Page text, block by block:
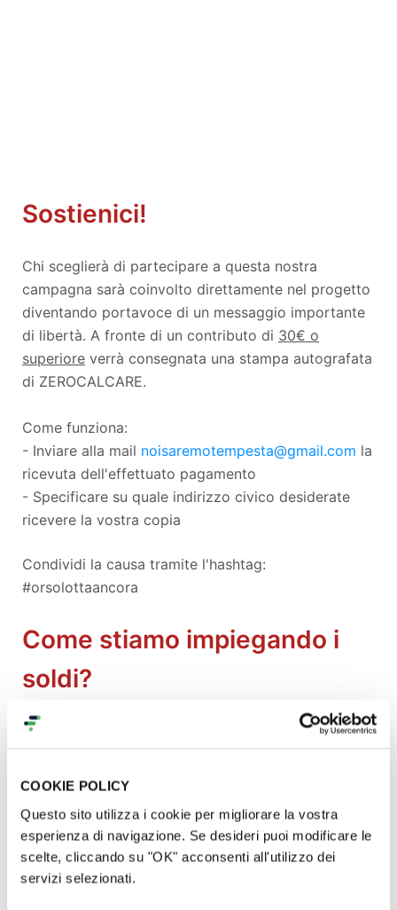
COOKIE POLICY
Questo sito utilizza i cookie per migliorare la vostra
esperienza di navigazione. Se desideri puoi modificare le
scelte, cliccando su "OK" acconsenti all'utilizzo dei
servizi selezionati.
Sostienici!
Chi sceglierà di partecipare a questa nostra
campagna sarà coinvolto direttamente nel progetto
diventando portavoce di un messaggio importante
di libertà. A fronte di un contributo di 30€ o
superiore verrà consegnata una stampa autografata
di ZEROCALCARE.
Come funziona:
- Inviare alla mail noisaremotempesta@gmail.com la
ricevuta dell'effettuato pagamento
- Specificare su quale indirizzo civico desiderate
ricevere la vostra copia
Condividi la causa tramite l'hashtag:
#orsolottaancora
Come stiamo impiegando i
soldi?
Aprile 2020: purtroppo
le notizie sanitarie sulla
tranquillizzano, il bisogno di interventi legati alla
e nei campi profughi è notevole. Ognuno può fornire
un aiuto sia attraverso questo crowdfunding oppure
donando alla
Mezzaluna Rossa Kurdistan Italia